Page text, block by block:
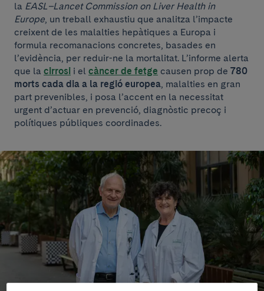
la EASL–Lancet Commission on Liver Health in
Europe, un treball exhaustiu que analitza l’impacte
creixent de les malalties hepàtiques a Europa i
formula recomanacions concretes, basades en
l’evidència, per reduir-ne la mortalitat. L’informe alerta
que la cirrosi i el càncer de fetge causen prop de 780
morts cada dia a la regió europea, malalties en gran
part prevenibles, i posa l’accent en la necessitat
urgent d’actuar en prevenció, diagnòstic precoç i
polítiques públiques coordinades.